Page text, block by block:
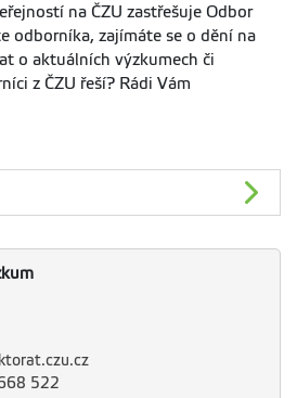
na ČZU zastřešuje Odbor
odborníka, zajímáte se o dění na
o aktuálních výzkumech či
z ČZU řeší? Rádi Vám
522